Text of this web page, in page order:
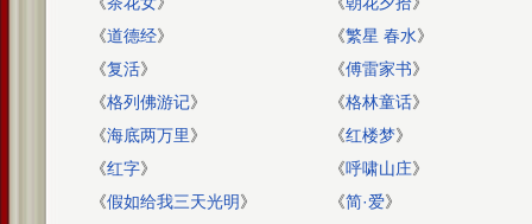
《道德经》 《繁星 春水》
《复活》 《傅雷家书》
《格列佛游记》 《格林童话》
《海底两万里》 《红楼梦》
《红字》 《呼啸山庄》
《假如给我三天光明》 《简·爱》